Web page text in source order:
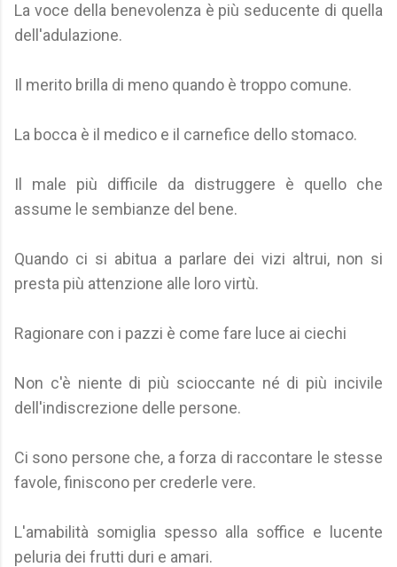
La voce della benevolenza è più seducente di quella
dell'adulazione.
Il merito brilla di meno quando è troppo comune.
La bocca è il medico e il carnefice dello stomaco.
Il male più difficile da distruggere è quello che
assume le sembianze del bene.
Quando ci si abitua a parlare dei vizi altrui, non si
presta più attenzione alle loro virtù.
Ragionare con i pazzi è come fare luce ai ciechi
Non c'è niente di più scioccante né di più incivile
dell'indiscrezione delle persone.
Ci sono persone che, a forza di raccontare le stesse
favole, finiscono per crederle vere.
L'amabilità somiglia spesso alla soffice e lucente
peluria dei frutti duri e amari.